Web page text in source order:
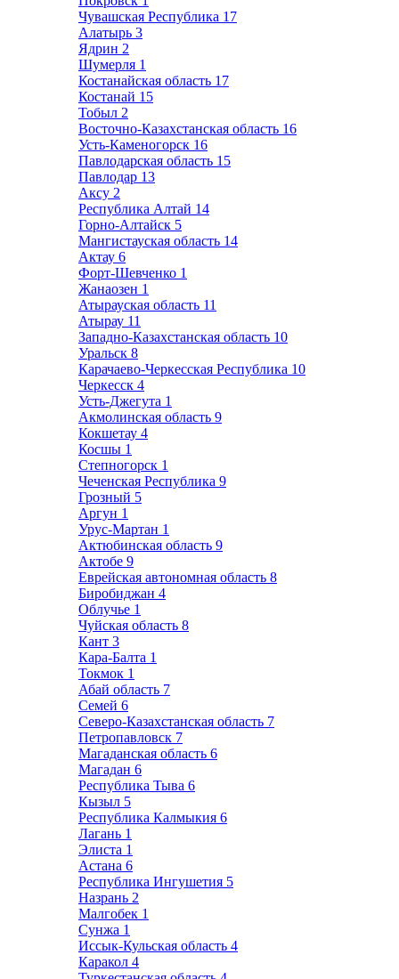
Чувашская Республика 17
Алатырь 3
Ядрин 2
Шумерля 1
Костанайская область 17
Костанай 15
Тобыл 2
Восточно-Казахстанская область 16
Усть-Каменогорск 16
Павлодарская область 15
Павлодар 13
Аксу 2
Республика Алтай 14
Горно-Алтайск 5
Мангистауская область 14
Актау 6
Форт-Шевченко 1
Жанаозен 1
Атырауская область 11
Атырау 11
Западно-Казахстанская область 10
Уральск 8
Карачаево-Черкесская Республика 10
Черкесск 4
Усть-Джегута 1
Акмолинская область 9
Кокшетау 4
Косшы 1
Степногорск 1
Чеченская Республика 9
Грозный 5
Аргун 1
Урус-Мартан 1
Актюбинская область 9
Актобе 9
Еврейская автономная область 8
Биробиджан 4
Облучье 1
Чуйская область 8
Кант 3
Кара-Балта 1
Токмок 1
Абай область 7
Семей 6
Северо-Казахстанская область 7
Петропавловск 7
Магаданская область 6
Магадан 6
Республика Тыва 6
Кызыл 5
Республика Калмыкия 6
Лагань 1
Элиста 1
Астана 6
Республика Ингушетия 5
Назрань 2
Малгобек 1
Сунжа 1
Иссык-Кульская область 4
Каракол 4